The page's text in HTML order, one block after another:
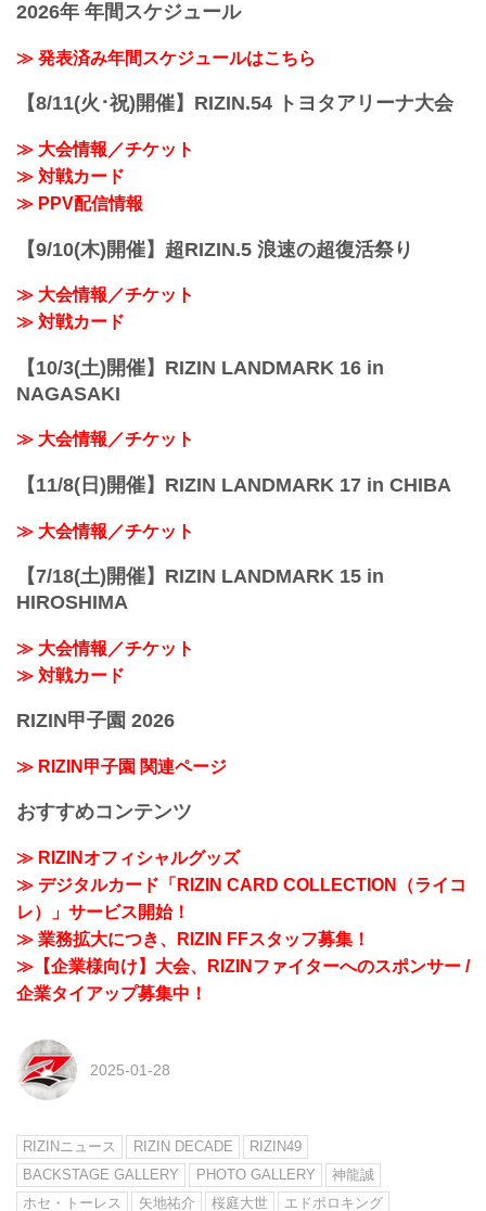
第6試合／細川一颯 vs. 宇佐美正パトリッ
第5試合／野田蒼 vs. 篠塚辰樹
第4試合／冨澤大智 vs. 三浦孝太
イジン ファイティング フェデレーショ
いきます。
2026年 年間スケジュール
≫ 発表済み年間スケジュールはこちら
【8/11(火･祝)開催】RIZIN.54 トヨタアリーナ大会
≫ 大会情報／チケット
≫ 対戦カード
≫ PPV配信情報
【9/10(木)開催】超RIZIN.5 浪速の超復活祭り
≫ 大会情報／チケット
≫ 対戦カード
【10/3(土)開催】RIZIN LANDMARK 16 in
NAGASAKI
≫ 大会情報／チケット
【11/8(日)開催】RIZIN LANDMARK 17 in CHIBA
≫ 大会情報／チケット
【7/18(土)開催】RIZIN LANDMARK 15 in
HIROSHIMA
≫ 大会情報／チケット
≫ 対戦カード
RIZIN甲子園 2026
≫ RIZIN甲子園 関連ページ
おすすめコンテンツ
≫ RIZINオフィシャルグッズ
≫ デジタルカード「RIZIN CARD COLLECTION（ライコ
レ）」サービス開始！
≫ 業務拡大につき、RIZIN FFスタッフ募集！
≫【企業様向け】大会、RIZINファイターへのスポンサー /
企業タイアップ募集中！
2025-01-28
RIZINニュース RIZIN DECADE
RIZIN49
BACKSTAGE GALLERY
PHOTO GALLERY
神龍誠
ホセ・トーレス
矢地祐介 桜庭大世 エドポロキング